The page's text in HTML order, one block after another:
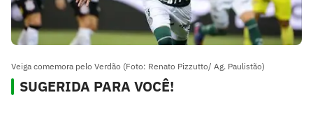
Veiga comemora pelo Verdão (Foto: Renato Pizzutto/ Ag. Paulistão)
SUGERIDA PARA VOCÊ!